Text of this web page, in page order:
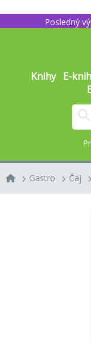
Posledný
Knihy E-
Gastro Čaj